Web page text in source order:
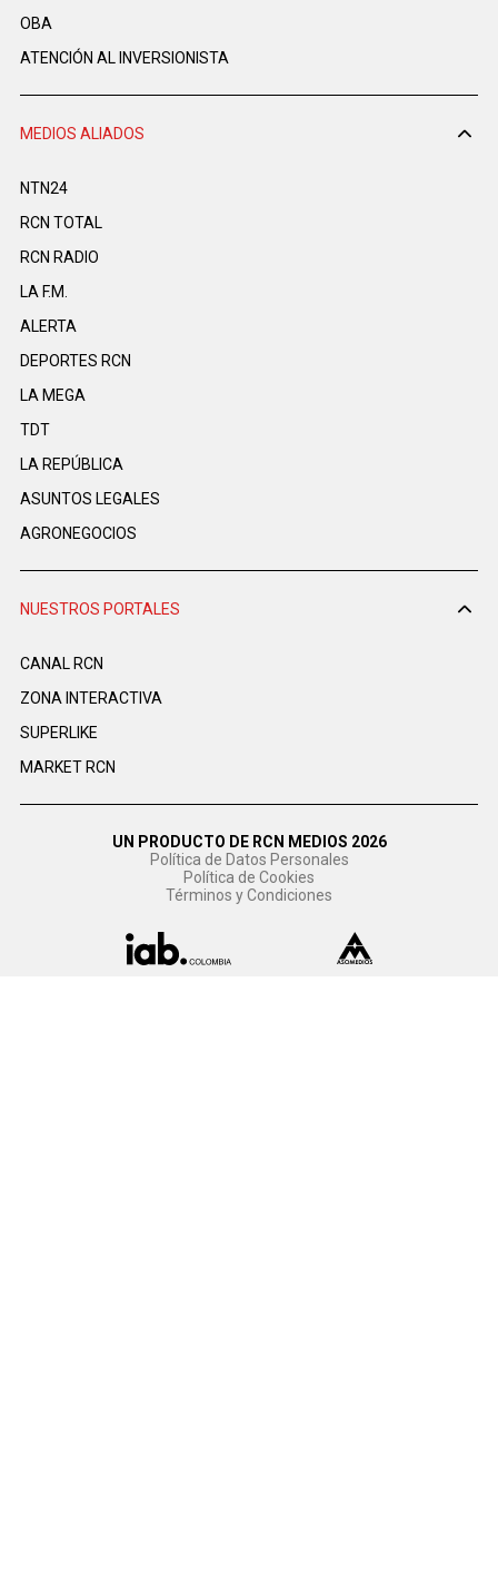
OBA
ATENCIÓN AL INVERSIONISTA
MEDIOS ALIADOS
NTN24
RCN TOTAL
RCN RADIO
LA F.M.
ALERTA
DEPORTES RCN
LA MEGA
TDT
LA REPÚBLICA
ASUNTOS LEGALES
AGRONEGOCIOS
NUESTROS PORTALES
CANAL RCN
ZONA INTERACTIVA
SUPERLIKE
MARKET RCN
UN PRODUCTO DE RCN MEDIOS 2026
Política de Datos Personales
Política de Cookies
Términos y Condiciones